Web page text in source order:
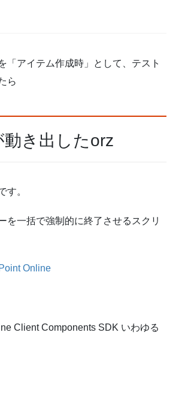
「アイテム作成時」として、テスト
ら
き出したorz
す。
を一括で強制的に終了させるスクリ
Online
Client Components SDK いわゆる